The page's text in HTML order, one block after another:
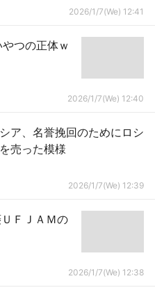
ューブを広
2026/1/7(We) 12:41
つの正体ｗ
2026/1/7(We) 12:40
ア、名誉挽回のためにロシ
売った模様
2026/1/7(We) 12:39
ＦＪＡＭの
2026/1/7(We) 12:38